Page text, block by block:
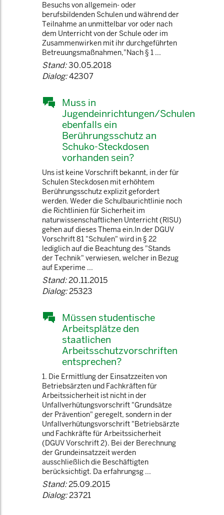
Besuchs von allgemein- oder
berufsbildenden Schulen und während der
Teilnahme an unmittelbar vor oder nach
dem Unterricht von der Schule oder im
Zusammenwirken mit ihr durchgeführten
Betreuungsmaßnahmen," Nach § 1 ...
Stand:30.05.2018
Dialog:42307
Muss in
Jugendeinrichtungen/Schulen
ebenfalls ein
Berührungsschutz an
Schuko-Steckdosen
vorhanden sein?
Uns ist keine Vorschrift bekannt, in der für
Schulen Steckdosen mit erhöhtem
Berührungsschutz explizit gefordert
werden. Weder die Schulbaurichtlinie noch
die Richtlinien für Sicherheit im
naturwissenschaftlichen Unterricht (RISU)
gehen auf dieses Thema ein.In der DGUV
Vorschrift 81 "Schulen" wird in § 22
lediglich auf die Beachtung des "Stands
der Technik" verwiesen, welcher in Bezug
auf Experime ...
Stand:20.11.2015
Dialog:25323
Müssen studentische
Arbeitsplätze den
staatlichen
Arbeitsschutzvorschriften
entsprechen?
1. Die Ermittlung der Einsatzzeiten von
Betriebsärzten und Fachkräften für
Arbeitssicherheit ist nicht in der
Unfallverhütungsvorschrift "Grundsätze
der Prävention" geregelt, sondern in der
Unfallverhütungsvorschrift "Betriebsärzte
und Fachkräfte für Arbeitssicherheit
(DGUV Vorschrift 2). Bei der Berechnung
der Grundeinsatzzeit werden
ausschließlich die Beschäftigten
berücksichtigt. Da erfahrungsg ...
Stand:25.09.2015
Dialog:23721